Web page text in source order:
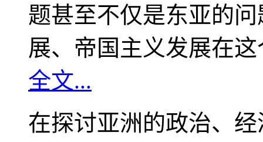
题甚至不仅是东亚的
展、帝国主义发展在
全文...
在探讨亚洲的政治、